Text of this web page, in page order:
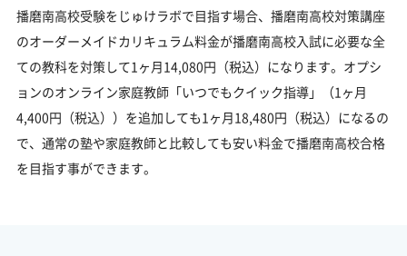
播磨南高校受験をじゅけラボで目指す場合、播磨南高校対策講座
のオーダーメイドカリキュラム料金が播磨南高校入試に必要な全
ての教科を対策して1ヶ月14,080円（税込）になります。オプシ
ョンのオンライン家庭教師「いつでもクイック指導」（1ヶ月
4,400円（税込））を追加しても1ヶ月18,480円（税込）になるの
で、通常の塾や家庭教師と比較しても安い料金で播磨南高校合格
を目指す事ができます。